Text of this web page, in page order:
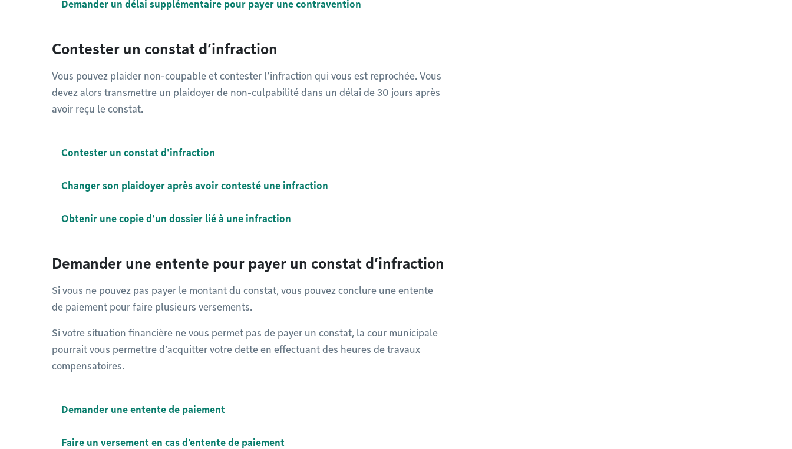
Demander un délai supplémentaire pour payer une contravention
Contester un constat d’infraction
Vous pouvez plaider non-coupable et contester l’infraction qui vous est reprochée. Vous
devez alors transmettre un plaidoyer de non-culpabilité dans un délai de 30 jours après
avoir reçu le constat.
Contester un constat d'infraction
Changer son plaidoyer après avoir contesté une infraction
Obtenir une copie d'un dossier lié à une infraction
Demander une entente pour payer un constat d’infraction
Si vous ne pouvez pas payer le montant du constat, vous pouvez conclure une entente
de paiement pour faire plusieurs versements.
Si votre situation financière ne vous permet pas de payer un constat, la cour municipale
pourrait vous permettre d’acquitter votre dette en effectuant des heures de travaux
compensatoires.
Demander une entente de paiement
Faire un versement en cas d’entente de paiement